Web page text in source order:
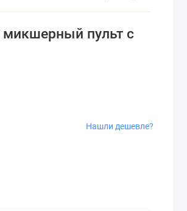
микшерный пульт с
Нашли дешевле?